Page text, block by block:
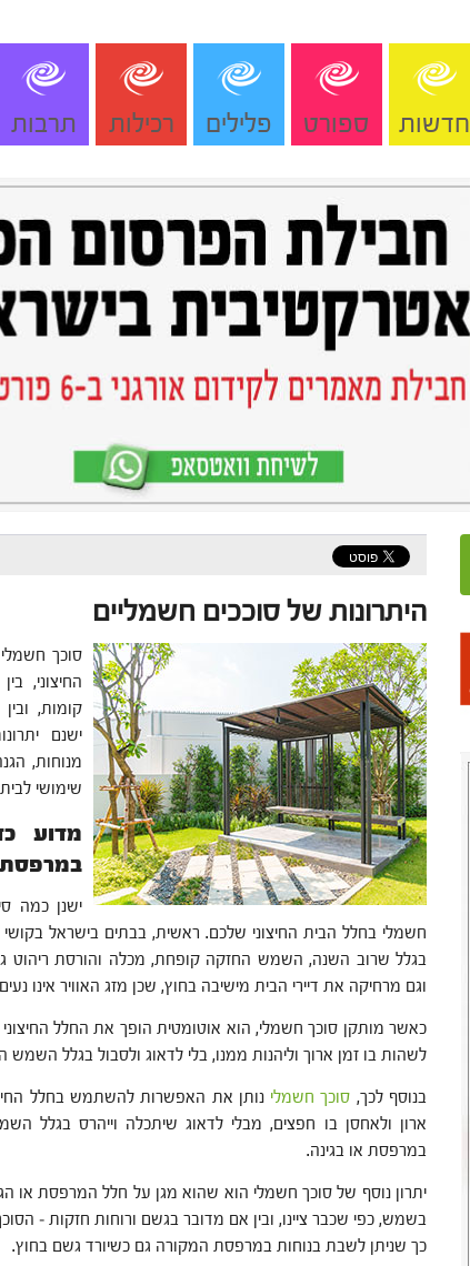
חדשות ספורט פלילים רכילות תרבות
היתרונות של סוככים חשמליים
סוכך
החיצוני,
קומות,
ישנם
מנוחות,
שימושי
מדוע
במרפסת
ישנן כמה
חשמלי בחלל הבית החיצוני שלכם. ראשית, בבתים בישראל
בגלל שרוב השנה, השמש החזקה קופחת, מכלה והורסת ריהוט
וגם מרחיקה את דיירי הבית מישיבה בחוץ, שכן מזג האוויר אינו
כאשר מותקן סוכך חשמלי, הוא אוטומטית הופך את החלל
לשהות בו זמן ארוך וליהנות ממנו, בלי לדאוג ולסבול בגלל
בנוסף לכך, סוכך חשמלי נותן את האפשרות להשתמש בחלל
ארון ולאחסן בו חפצים, מבלי לדאוג שיתכלה וייהרס בגלל
במרפסת או בגינה.
יתרון נוסף של סוכך חשמלי הוא שהוא מגן על חלל המרפסת או
בשמש, כפי שכבר ציינו, ובין אם מדובר בגשם ורוחות חזקות –
כך שניתן לשבת בנוחות במרפסת המקורה גם כשיורד גשם בחוץ.